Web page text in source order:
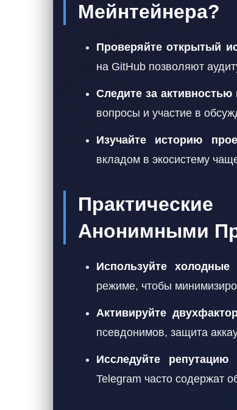
Мейнтейнера?
Проверяйте открытый
на GitHub позволяют
Следите за
вопросы и участие в
Изучайте историю
вкладом в экосистему
Анонимными
Используйте холодные
режиме, чтобы
Активируйте
псевдонимов, защита
Исследуйте
Telegram часто содержат